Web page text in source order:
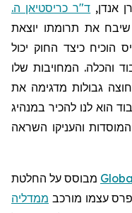
אנדן, ד"ר כריסטיאן ה.
שיבח את תרומתו יוצאת
הוכיח כיצד החוק יכול
והכלה. המחויבות שלו
גבולות מדגימה את
הוא לנו להכיר במנהיג
והעניקו השראה
מבוסס על החלטת
עצמו מורכב ממדליה